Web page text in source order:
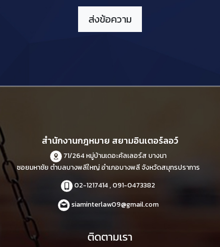
สำนักงานกฎหมาย สยามอินเตอร์ลอว์
71/264 หมู่บ้านเดอะคัลเลอร์ส บางนา
ซอยมหาชัย ตำบลบางพลีใหญ่ อำเภอบางพลี จังหวัดสมุทรปราการ
02-1217414 , 091-0473382
siaminterlaw09@gmail.com
ติดตามเรา